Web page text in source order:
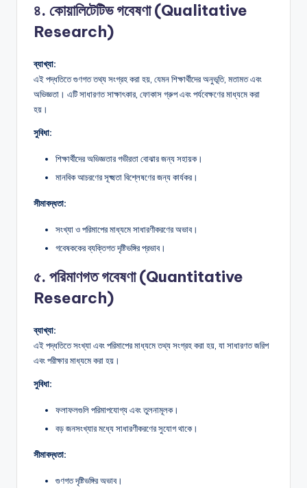
৪. কোয়ালিটেটিভ গবেষণা (Qualitative
Research)
ব্যাখ্যা:
এই পদ্ধতিতে গুণগত তথ্য সংগ্রহ করা হয়, যেমন শিক্ষার্থীদের অনুভূতি, মতামত এবং
অভিজ্ঞতা। এটি সাধারণত সাক্ষাৎকার, ফোকাস গ্রুপ এবং পর্যবেক্ষণের মাধ্যমে করা
হয়।
সুবিধা:
শিক্ষার্থীদের অভিজ্ঞতার গভীরতা বোঝার জন্য সহায়ক।
মানবিক আচরণের সূক্ষ্মতা বিশ্লেষণের জন্য কার্যকর।
সীমাবদ্ধতা:
সংখ্যা ও পরিমাপের মাধ্যমে সাধারণীকরণের অভাব।
গবেষককের ব্যক্তিগত দৃষ্টিভঙ্গির প্রভাব।
৫. পরিমাণগত গবেষণা (Quantitative
Research)
ব্যাখ্যা:
এই পদ্ধতিতে সংখ্যা এবং পরিমাপের মাধ্যমে তথ্য সংগ্রহ করা হয়, যা সাধারণত জরিপ
এবং পরীক্ষার মাধ্যমে করা হয়।
সুবিধা:
ফলাফলগুলি পরিমাপযোগ্য এবং তুলনামূলক।
বড় জনসংখ্যার মধ্যে সাধারণীকরণের সুযোগ থাকে।
সীমাবদ্ধতা:
গুণগত দৃষ্টিভঙ্গির অভাব।